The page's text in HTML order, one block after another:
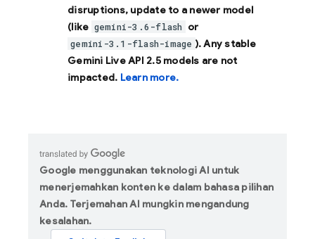
disruptions, update to a newer model
(like gemini-3.6-flash or
gemini-3.1-flash-image ). Any stable
Gemini Live API 2.5 models are not
impacted. Learn more.
Google menggunakan teknologi AI untuk
menerjemahkan konten ke dalam bahasa pilihan
Anda. Terjemahan AI mungkin mengandung
kesalahan.